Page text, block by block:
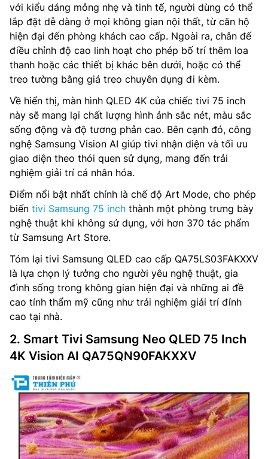
với kiểu dáng mỏng nhẹ và tinh tế, người dùng có thể
lắp đặt dễ dàng ở mọi không gian nội thất, từ căn hộ
hiện đại đến phòng khách cao cấp. Ngoài ra, chân đế
điều chỉnh độ cao linh hoạt cho phép bố trí thêm loa
thanh hoặc các thiết bị khác bên dưới, hoặc có thể
treo tường bằng giá treo chuyên dụng đi kèm.
Về hiển thị, màn hình QLED 4K của chiếc tivi 75 inch
này sẽ mang lại chất lượng hình ảnh sắc nét, màu sắc
sống động và độ tương phản cao. Bên cạnh đó, công
nghệ Samsung Vision AI giúp tivi nhận diện và tối ưu
giao diện theo thói quen sử dụng, mang đến trải
nghiệm giải trí cá nhân hóa.
Điểm nổi bật nhất chính là chế độ Art Mode, cho phép
biến tivi Samsung 75 inch thành một phòng trưng bày
nghệ thuật khi không sử dụng, với hơn 370 tác phẩm
từ Samsung Art Store.
Tóm lại tivi Samsung QLED cao cấp QA75LS03FAKXXV
là lựa chọn lý tưởng cho người yêu nghệ thuật, gia
đình sống trong không gian hiện đại và những ai đề
cao tính thẩm mỹ cũng như trải nghiệm giải trí đỉnh
cao tại nhà.
2. Smart Tivi Samsung Neo QLED 75 Inch
4K Vision AI QA75QN90FAKXXV